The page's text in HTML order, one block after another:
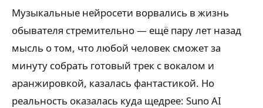
Музыкальные нейросети ворвались в жизнь
обывателя стремительно — ещё пару лет назад
мысль о том, что любой человек сможет за
минуту собрать готовый трек с вокалом и
аранжировкой, казалась фантастикой. Но
реальность оказалась куда щедрее: Suno AI